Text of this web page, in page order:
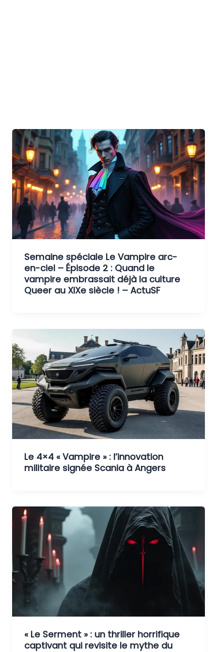
Semaine spéciale Le Vampire arc-
en-ciel – Épisode 2 : Quand le
vampire embrassait déjà la culture
Queer au XIXe siècle ! – ActuSF
Le 4×4 « Vampire » : l’innovation
militaire signée Scania à Angers
« Le Serment » : un thriller horrifique
captivant qui revisite le mythe du